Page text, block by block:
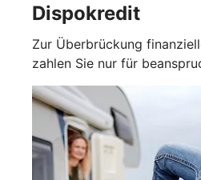
Dispokredit
Zur Überbrückung
zahlen Sie nur für